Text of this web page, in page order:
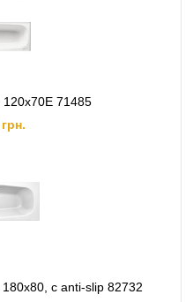
71485
с anti-slip 82732